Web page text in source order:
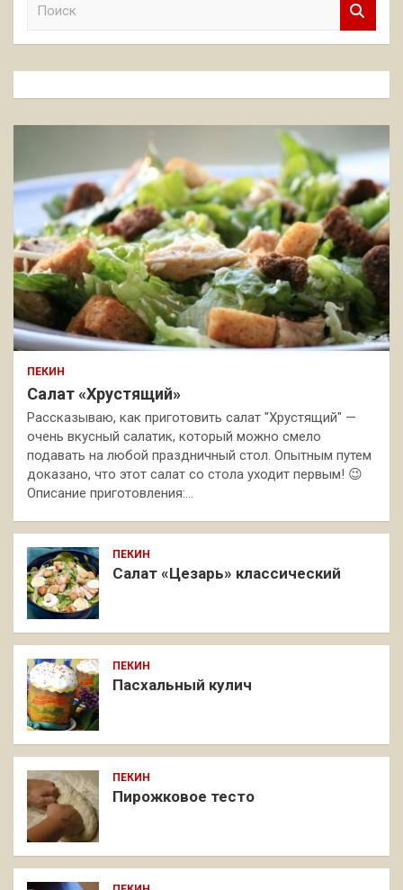
к
ПЕКИН
Салат «Хрустящий»
Рассказываю, как приготовить салат "Хрустящий" —
очень вкусный салатик, который можно смело
подавать на любой праздничный стол. Опытным путем
доказано, что этот салат со стола уходит первым! 😉
Описание приготовления:…
ПЕКИН
Салат «Цезарь» классический
ПЕКИН
Пасхальный кулич
ПЕКИН
Пирожковое тесто